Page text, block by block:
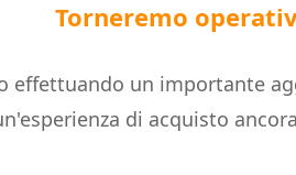
Torneremo
effettuando un importante
di acquisto